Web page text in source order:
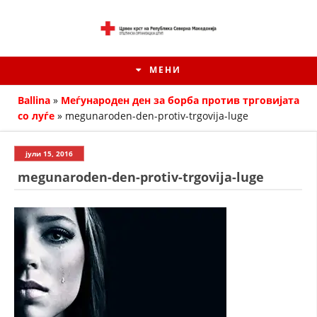
МЕНИ
ИСТОРИЈАТ НА ДВИЖЕЊЕТО
Ballina » Меѓународен ден за борба против трговијата
со луѓе » megunaroden-den-protiv-trgovija-luge
јули 15, 2016
megunaroden-den-protiv-trgovija-luge